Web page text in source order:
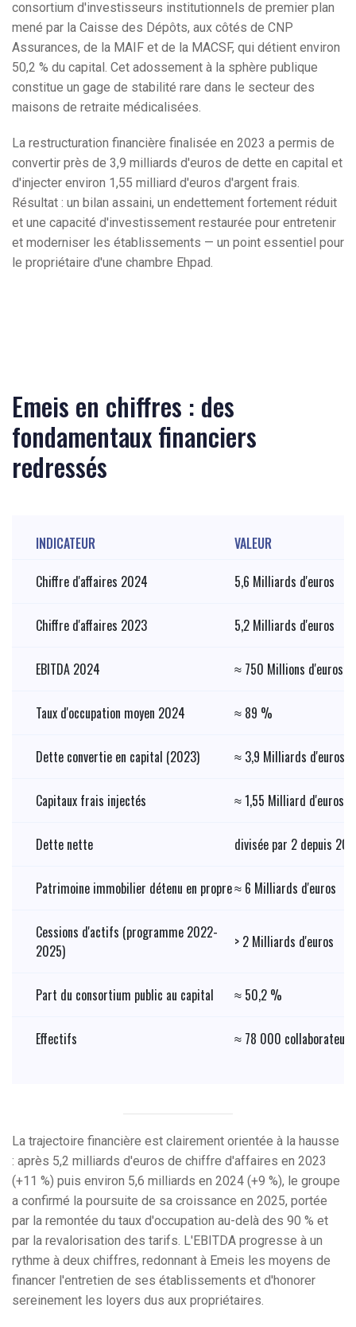
consortium d'investisseurs institutionnels de premier plan
mené par la Caisse des Dépôts, aux côtés de CNP
Assurances, de la MAIF et de la MACSF, qui détient environ
50,2 % du capital. Cet adossement à la sphère publique
constitue un gage de stabilité rare dans le secteur des
maisons de retraite médicalisées.
La restructuration financière finalisée en 2023 a permis de
convertir près de 3,9 milliards d'euros de dette en capital et
d'injecter environ 1,55 milliard d'euros d'argent frais.
Résultat : un bilan assaini, un endettement fortement réduit
et une capacité d'investissement restaurée pour entretenir
et moderniser les établissements — un point essentiel pour
le propriétaire d'une chambre Ehpad.
Emeis en chiffres : des
fondamentaux financiers
redressés
INDICATEUR
VALEUR
Chiffre d'affaires 2024
5,6 Milliards d'euros
Chiffre d'affaires 2023 5,2 Milliards d'euros
EBITDA 2024 ≈ 750 Millions d'euros
Taux d'occupation moyen 2024 ≈ 89 %
Dette convertie en capital (2023) ≈ 3,9 Milliards d'euros
Capitaux frais injectés ≈ 1,55 Milliard d'euros
Dette nette divisée par 2 depuis
Patrimoine immobilier détenu en propre≈ 6 Milliards d'euros
Cessions d'actifs (programme 2022-
2025)
> 2 Milliards d'euros
Part du consortium public au capital ≈ 50,2 %
Effectifs ≈ 78 000 collaborateurs
La trajectoire financière est clairement orientée à la hausse
: après 5,2 milliards d'euros de chiffre d'affaires en 2023
(+11 %) puis environ 5,6 milliards en 2024 (+9 %), le groupe
a confirmé la poursuite de sa croissance en 2025, portée
par la remontée du taux d'occupation au-delà des 90 % et
par la revalorisation des tarifs. L'EBITDA progresse à un
rythme à deux chiffres, redonnant à Emeis les moyens de
financer l'entretien de ses établissements et d'honorer
sereinement les loyers dus aux propriétaires.